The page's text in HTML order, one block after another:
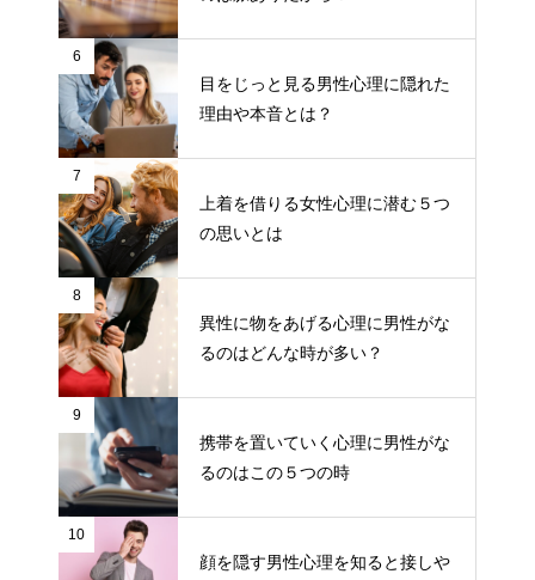
6
目をじっと見る男性心理に隠れた
理由や本音とは？
7
上着を借りる女性心理に潜む５つ
の思いとは
8
異性に物をあげる心理に男性がな
るのはどんな時が多い？
9
携帯を置いていく心理に男性がな
るのはこの５つの時
10
顔を隠す男性心理を知ると接しや